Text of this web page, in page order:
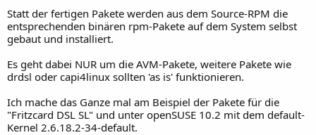
Statt der fertigen Pakete werden aus dem Source-RPM die
entsprechenden binären rpm-Pakete auf dem System selbst
gebaut und installiert.
Es geht dabei NUR um die AVM-Pakete, weitere Pakete wie
drdsl oder capi4linux sollten 'as is' funktionieren.
Ich mache das Ganze mal am Beispiel der Pakete für die
"Fritzcard DSL SL" und unter openSUSE 10.2 mit dem default-
Kernel 2.6.18.2-34-default.